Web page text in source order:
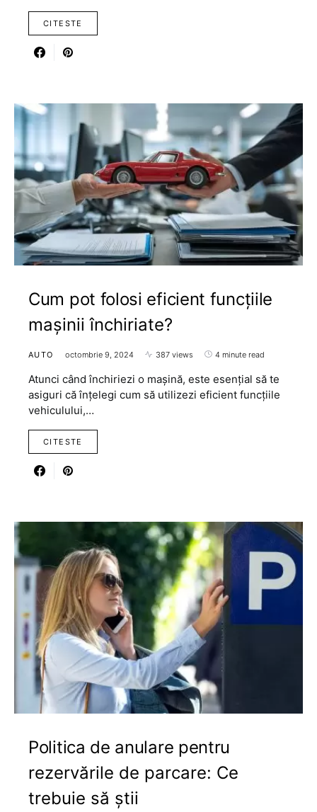
CITESTE
Cum pot folosi eficient funcțiile
mașinii închiriate?
AUTO octombrie 9, 2024 387 views 4 minute read
Atunci când închiriezi o mașină, este esențial să te
asiguri că înțelegi cum să utilizezi eficient funcțiile
vehiculului,…
CITESTE
Politica de anulare pentru
rezervările de parcare: Ce
trebuie să știi